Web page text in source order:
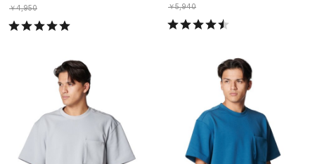
￥4,950
￥5,940